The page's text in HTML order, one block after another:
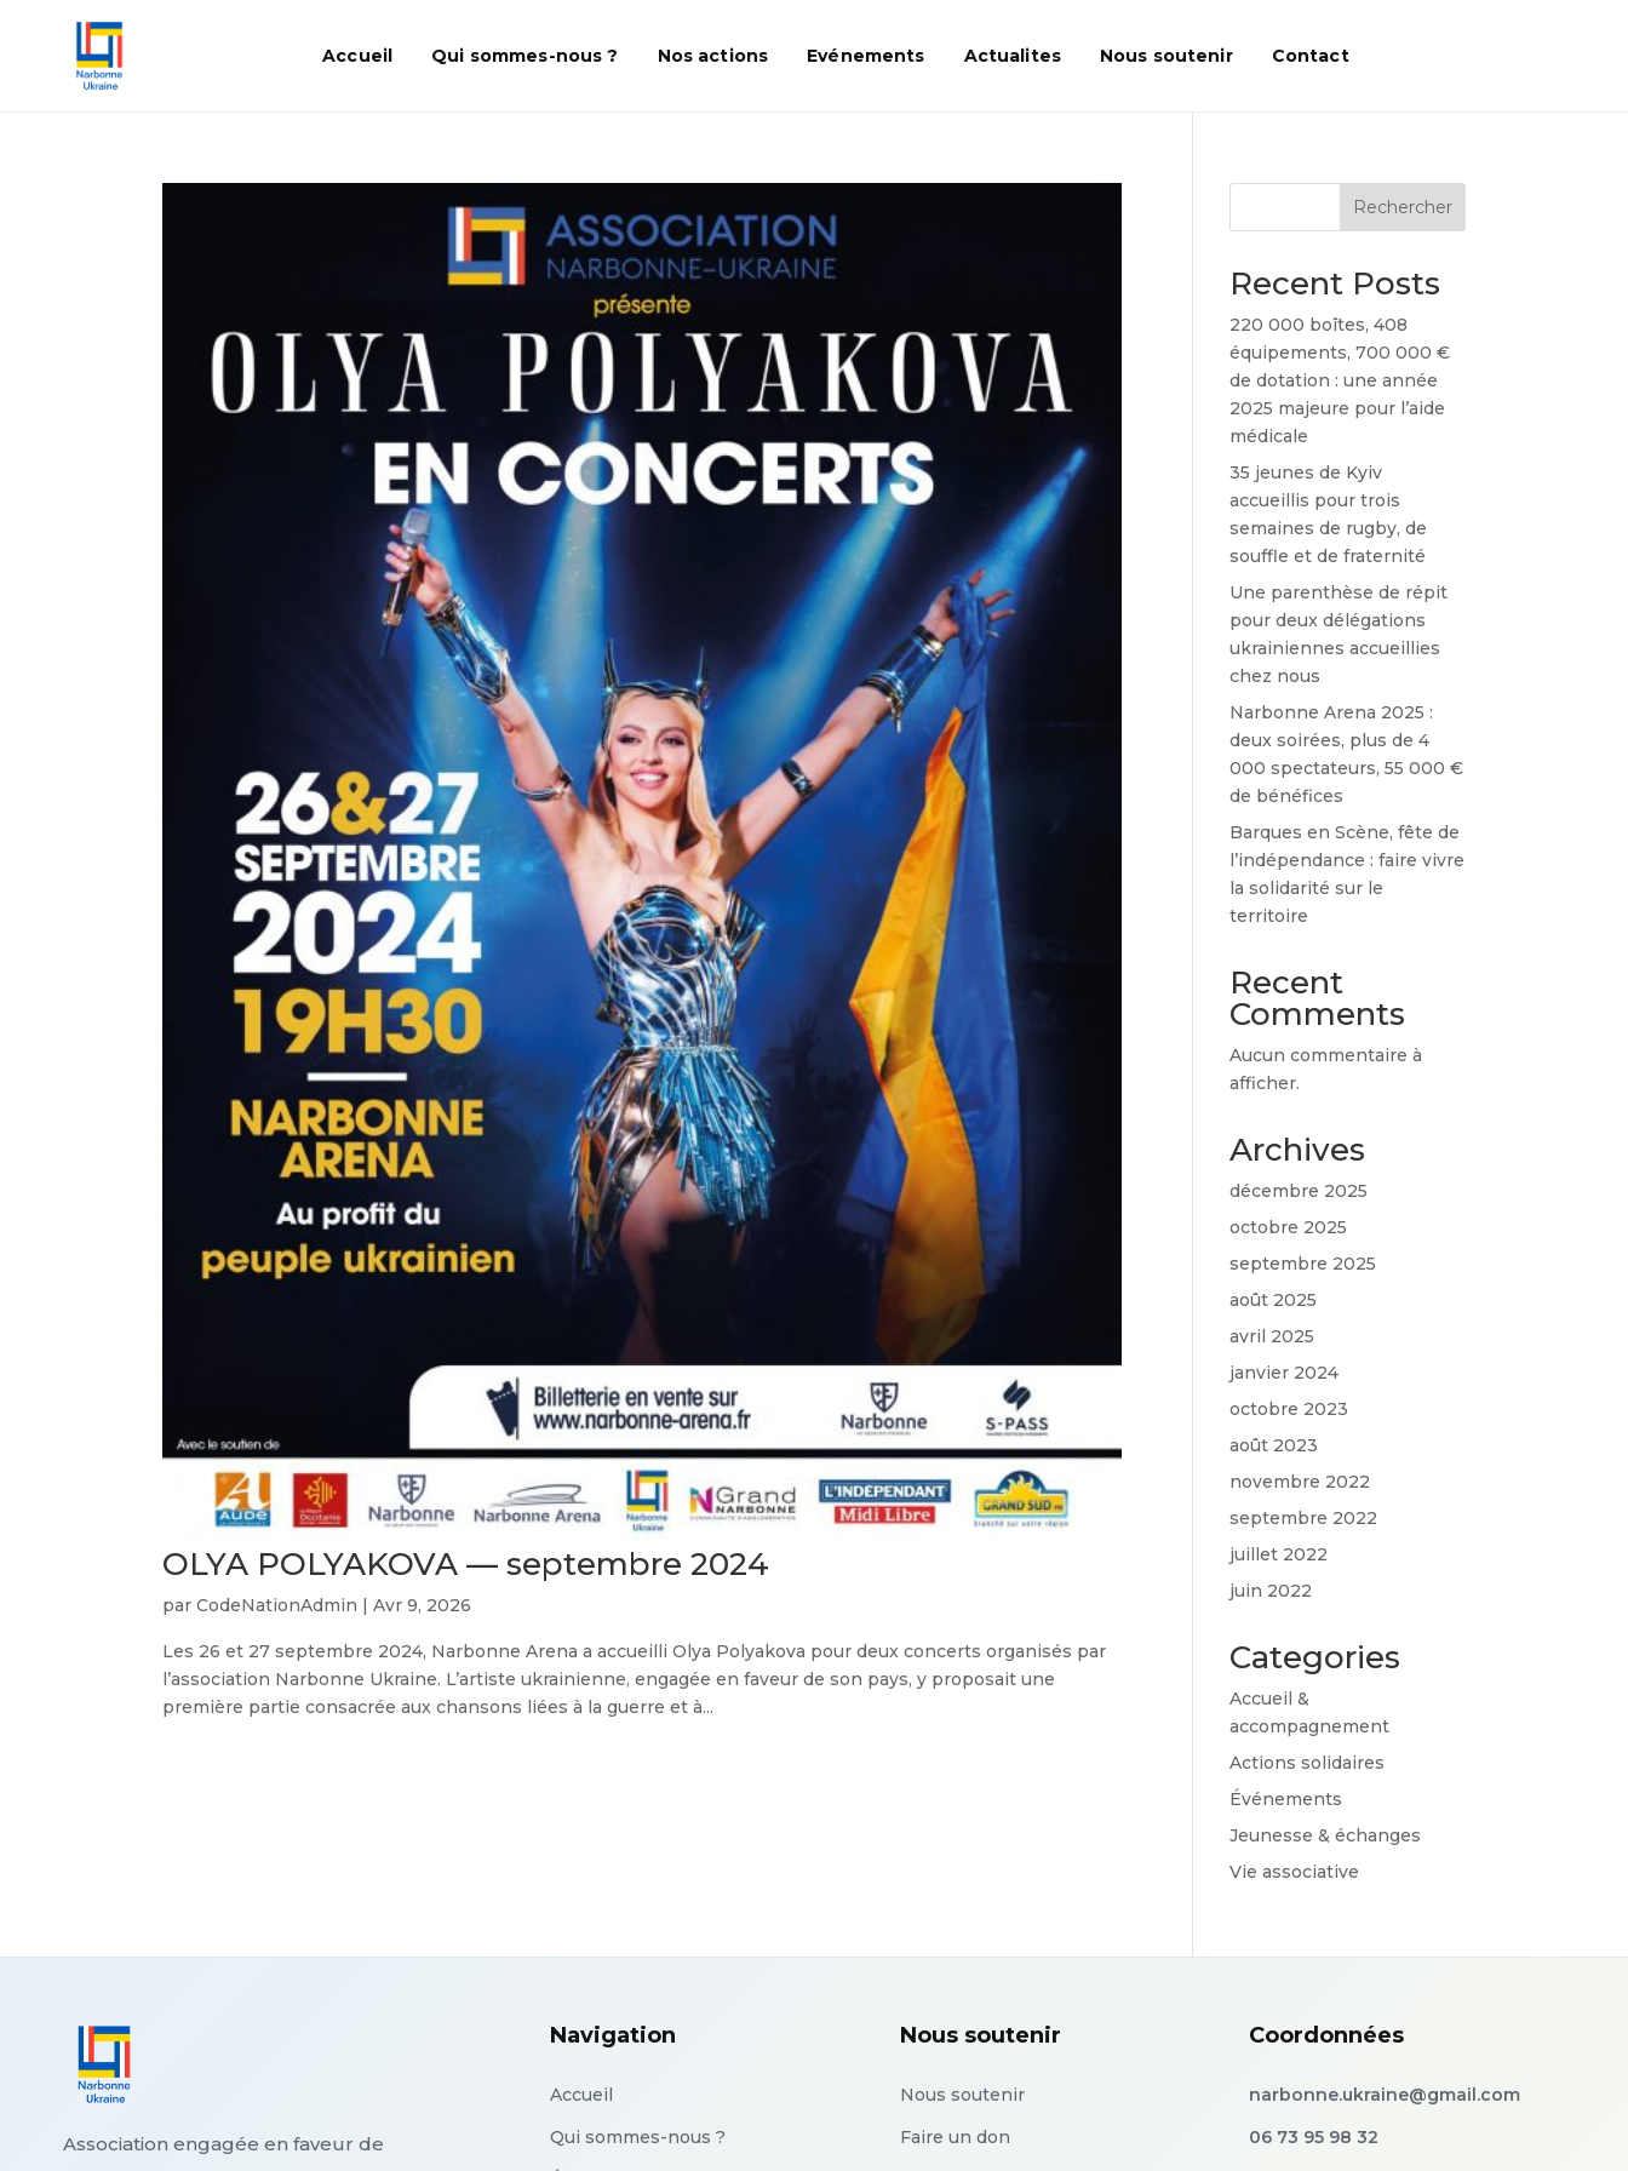
Accueil Qui sommes-nous ? Nos actions Evénements Actualites Nous soutenir Contact
OLYA POLYAKOVA — septembre 2024
parCodeNationAdmin |Avr 9, 2026
Les 26 et 27 septembre 2024, Narbonne Arena a accueilli Olya Polyakova pour deux concerts organisés par
l’association Narbonne Ukraine. L’artiste ukrainienne, engagée en faveur de son pays, y proposait une
première partie consacrée aux chansons liées à la guerre et à...
Rechercher
Recent Posts
220 000 boîtes, 408
équipements, 700 000 €
de dotation : une année
2025 majeure pour l’aide
médicale
35 jeunes de Kyiv
accueillis pour trois
semaines de rugby, de
souffle et de fraternité
Une parenthèse de répit
pour deux délégations
ukrainiennes accueillies
chez nous
Narbonne Arena 2025 :
deux soirées, plus de 4
000 spectateurs, 55 000 €
de bénéfices
Barques en Scène, fête de
l’indépendance : faire vivre
la solidarité sur le
territoire
Recent
Comments
Aucun commentaire à
afficher.
Archives
décembre 2025
octobre 2025
septembre 2025
août 2025
avril 2025
janvier 2024
octobre 2023
août 2023
novembre 2022
septembre 2022
juillet 2022
juin 2022
Categories
Accueil &
accompagnement
Actions solidaires
Événements
Jeunesse & échanges
Vie associative
Association engagée en faveur de
Navigation
Accueil
Qui sommes-nous ?
Nous soutenir
Nous soutenir
Faire un don
Coordonnées
narbonne.ukraine@gmail.com
06 73 95 98 32